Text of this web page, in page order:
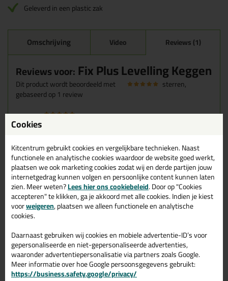
Geleverd in een plastic zak
Omschrijving Video Reviews (1)
Reviews voor: Fix Plus Levelling Keggen
Dit product wordt beoordeeld met sterren,
gebaseerd op1 review
Spies hebben een voldoende groot vlak om tegels correct
Geschreven door Guy op 22 mei 2026
Ook een review schrijven?
Schrijf hier je review over Fix Plus Levelling Keggen >
Gerelateerde producten
Cookies
Kitcentrum gebruikt cookies en vergelijkbare technieken. Naast
functionele en analytische cookies waardoor de website goed werkt,
plaatsen we ook marketing cookies zodat wij en derde partijen jouw
internetgedrag kunnen volgen en persoonlijke content kunnen laten
zien. Meer weten?Lees hier ons cookiebeleid. Door op "Cookies
accepteren" te klikken, ga je akkoord met alle cookies. Indien je kiest
voorweigeren, plaatsen we alleen functionele en analytische
cookies.
Daarnaast gebruiken wij cookies en mobiele advertentie-ID’s voor
gepersonaliseerde en niet-gepersonaliseerde advertenties,
waaronder advertentiepersonalisatie via partners zoals Google.
Meer informatie over hoe Google persoonsgegevens gebruikt:
https://business.safety.google/privacy/